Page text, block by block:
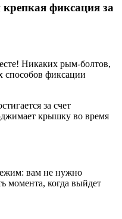
фиксация за
Никаких рым-болтов,
способов фиксации
за счет
крышку во время
вам не нужно
момента, когда выйдет